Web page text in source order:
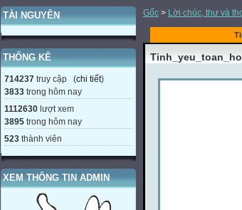
TÀI NGUYÊN
THỐNG KÊ
714237 truy cập (chi tiết)
3833 trong hôm nay
1112630 lượt xem
3895 trong hôm nay
523 thành viên
XEM THÔNG TIN ADMIN
Gốc > Lời chúc, thư và